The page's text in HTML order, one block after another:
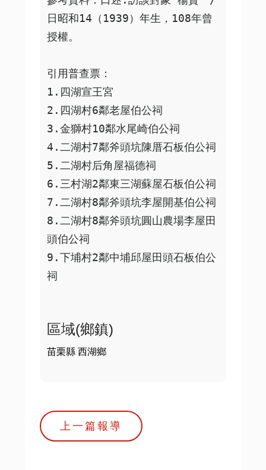
日昭和14（1939）年生，108年曾
授權。
引用普查票：
1.四湖宣王宮
2.四湖村6鄰老屋伯公祠
3.金獅村10鄰水尾崎伯公祠
4.二湖村7鄰斧頭坑陳厝石板伯公祠
5.二湖村后角屋福德祠
6.三村湖2鄰東三湖蘇屋石板伯公祠
7.二湖村8鄰斧頭坑李屋開基伯公祠
8.二湖村8鄰斧頭坑圓山農場李屋田
頭伯公祠
9.下埔村2鄰中埔邱屋田頭石板伯公
祠
區域(鄉鎮)
苗栗縣 西湖鄉
上一篇報導